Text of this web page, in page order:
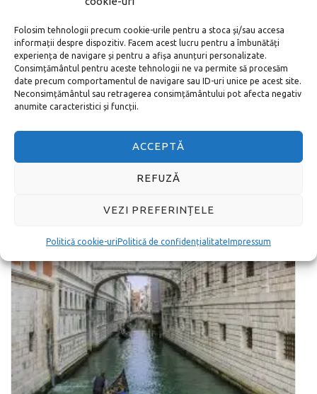
Folosim tehnologii precum cookie-urile pentru a stoca și/sau accesa
informații despre dispozitiv. Facem acest lucru pentru a îmbunătăți
experiența de navigare și pentru a afișa anunțuri personalizate.
Consimțământul pentru aceste tehnologii ne va permite să procesăm
date precum comportamentul de navigare sau ID-uri unice pe acest site.
Neconsimțământul sau retragerea consimțământului pot afecta negativ
anumite caracteristici și funcții.
ACCEPTĂ
REFUZĂ
VEZI PREFERINȚELE
Politică cookie-uriPolitică de confidențialitateImpressum
Grecia și Italia.
Probabil că vacanțele în străinătate nu vor mai fi
posibile pentru următoarele de câteva luni, în timp
ce pandemia face …